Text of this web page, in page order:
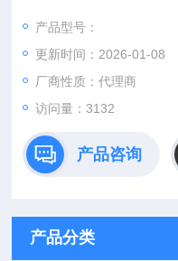
产品型号：
更新时间：2026-01-08
厂商性质：代理商
访问量：3132
产品咨询
产品分类